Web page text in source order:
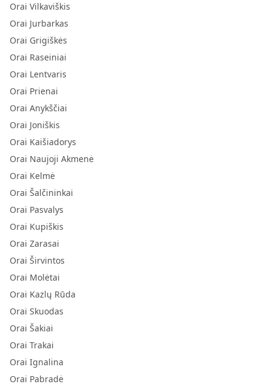
Orai Vilkaviškis
Orai Jurbarkas
Orai Grigiškės
Orai Raseiniai
Orai Lentvaris
Orai Prienai
Orai Anykščiai
Orai Joniškis
Orai Kaišiadorys
Orai Naujoji Akmenė
Orai Kelmė
Orai Šalčininkai
Orai Pasvalys
Orai Kupiškis
Orai Zarasai
Orai Širvintos
Orai Molėtai
Orai Kazlų Rūda
Orai Skuodas
Orai Šakiai
Orai Trakai
Orai Ignalina
Orai Pabradė